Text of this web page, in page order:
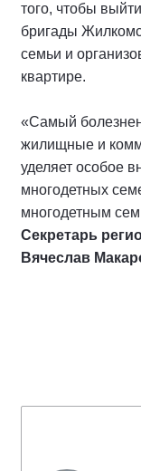
того, чтобы
бригады
семьи и
квартире.
«Самый
жилищные и
уделяет особое
многодетных
многодетным
Секретарь
Вячеслав